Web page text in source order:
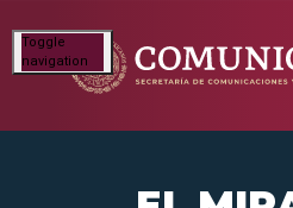
Toggle
navigation